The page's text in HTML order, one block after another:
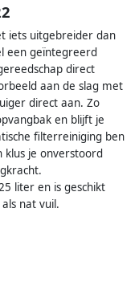
iets uitgebreider dan
een geïntegreerd
direct
aan de slag met
direct aan. Zo
en blijft je
filterreiniging ben
je onverstoord
liter en is geschikt
nat vuil.